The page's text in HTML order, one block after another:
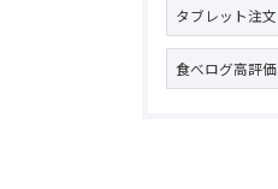
タブレット注文
食べログ高評価